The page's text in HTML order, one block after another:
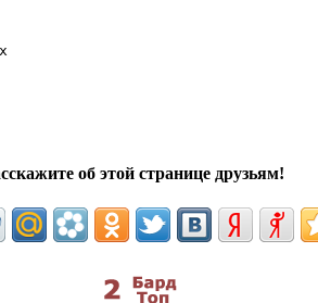
об этой странице друзьям!